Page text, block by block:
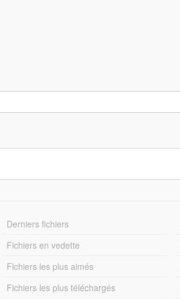
Derniers fichiers
Fichiers en vedette
Fichiers les plus aimés
Fichiers les plus téléchargés